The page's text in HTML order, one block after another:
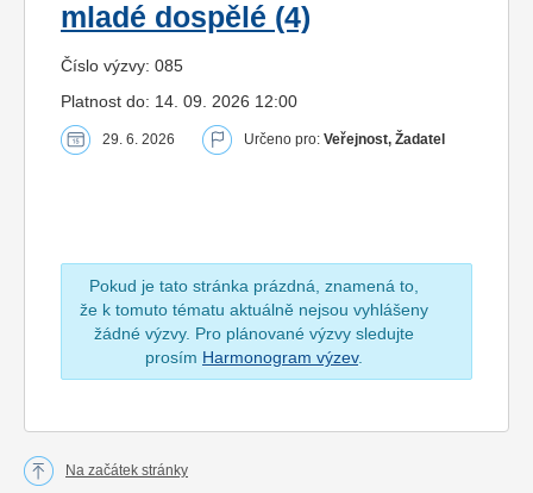
mladé dospělé (4)
Číslo výzvy: 085
Platnost do: 14. 09. 2026 12:00
29. 6. 2026 Určeno pro: Veřejnost, Žadatel
Pokud je tato stránka prázdná, znamená to,
že k tomuto tématu aktuálně nejsou vyhlášeny
žádné výzvy. Pro plánované výzvy sledujte
prosím Harmonogram výzev.
Na začátek stránky